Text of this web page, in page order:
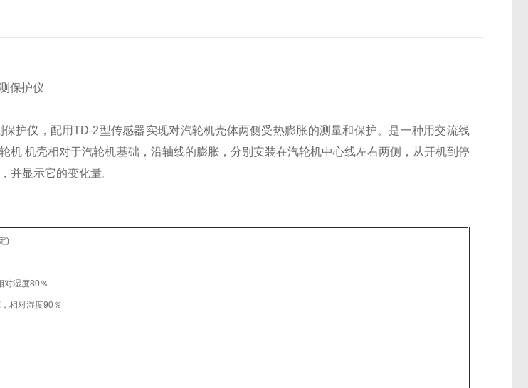
保护仪
仪，配用TD-2型传感器实现对汽轮机壳体两侧受热膨胀的测量和保护。是一种用交流线
机 机壳相对于汽轮机基础，沿轴线的膨胀，分别安装在汽轮机中心线左右两侧，从开机到停
并显示它的变化量。
)
湿度80％
对湿度90％